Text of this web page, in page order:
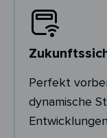
Perfekt
dynamische